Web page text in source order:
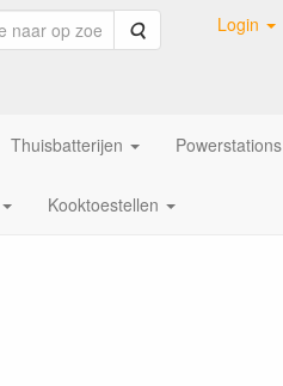
Zoeken Login
Thuisbatterijen Powerstations
Kooktoestellen